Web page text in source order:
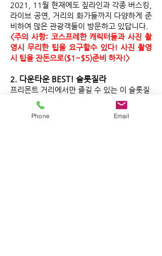
2021, 11월 현재에도 짚라인과 각종 버스킹,
라이브 공연, 거리의 화가들까지 다양하게 준
비하여 많은 관광객들이 방문하고 있답니다.
<주의 사항: 코스프레한 캐릭터들과 사진 촬
영시 무리한 팁을 요구할수 있다! 사진 촬영
시 팁을 잔돈으로($1~$5)준비 하자!>
2. 다운타운 BEST! 슬롯질라
프리몬트 거리에서만 즐길 수 있는 이 슬롯질
라 짚라인은 다운타운 프리몬트 스트리트의
LED 돔 천장을 가로 지르며 스피드를 즐기는
레포츠이다. 전체길이는 260미터로 33미터
Phone Email